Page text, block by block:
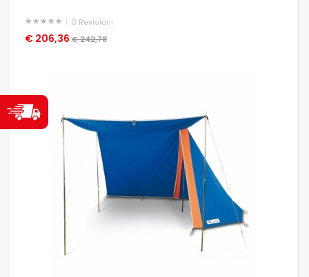
0 Revisioni
€ 206,36 € 242,78
OCCHIATA VELOCE